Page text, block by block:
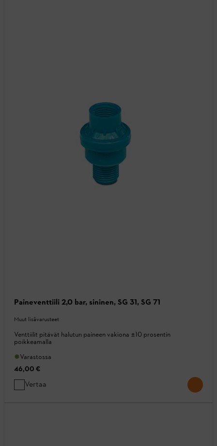
Paineventtiili 2,0 bar, sininen, SG 31, SG 71
Muut lisävarusteet
Venttiilit pitävät halutun paineen vakiona ±10 prosentin
poikkeamalla
Varastossa
46,00 €
Vertaa